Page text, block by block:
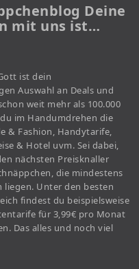
Deine
mit uns ist…
ist dein
Auswahl an Deals und
weit mehr als 100.000
im Handumdrehen die
& Fashion, Handytarife,
& Hotel uvm. Sei dabei,
nächsten Preisknaller
die mindestens
liegen. Unter den besten
findest du beispielsweise
für 3,99€ pro Monat
Das alles und noch viel